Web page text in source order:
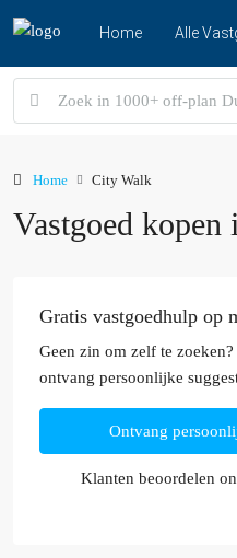
Home Alle
Home City Walk
Vastgoed
Gratis vastgoedhulp op
Geen zin om zelf te
ontvang persoonlijke
Ontvang
Klanten beoordelen